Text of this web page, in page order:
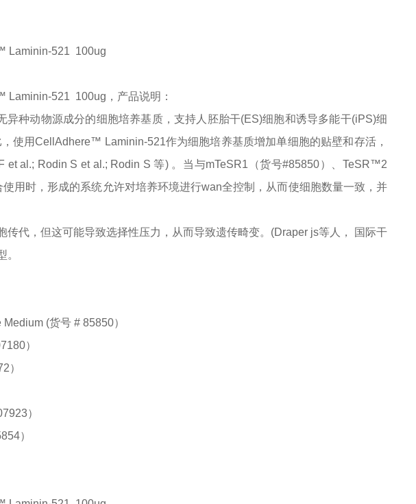
Laminin-521 100ug
Laminin-521 100ug ， 产品说明 ：
种动物源成分的细胞培养基质，支持人胚胎干(ES)细胞和诱导多能干(iPS)细
使用CellAdhere™ Laminin-521作为细胞培养基质增加单细胞的贴壁和存活，
al.; Rodin S et al.; Rodin S 等) 。当与mTeSR1（货号#85850）、TeSR™2
用时，形成的系统允许对培养环境进行wan全控制，从而使细胞数量一致，并
传代，但这可能导致选择性压力，从而导致遗传畸变。(Draper js等人， 国际干
。
Medium (货号 # 85850）
）
）
）
）